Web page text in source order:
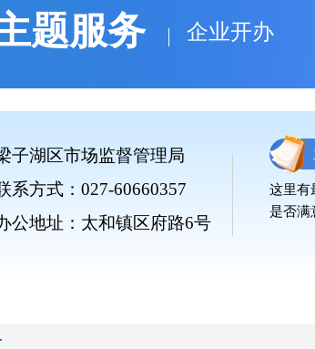
题服务 企业开办
子湖区市场监督管理局
系方式：027-60660357
公地址：太和镇区府路6号
这里有
是否满